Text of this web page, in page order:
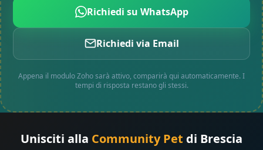
Richiedi su WhatsApp
Richiedi via Email
Appena il modulo Zoho sarà attivo, comparirà qui automaticamente. I
tempi di risposta restano gli stessi.
Unisciti alla Community Pet di Brescia